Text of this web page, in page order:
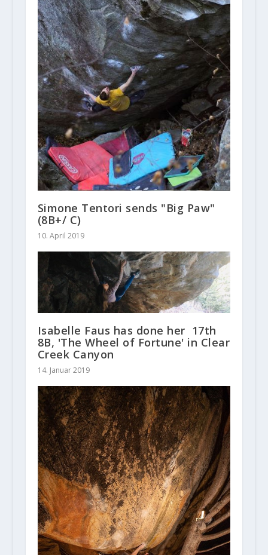
Simone Tentori sends "Big Paw"
(8B+/ C)
10. April 2019
Isabelle Faus has done her 17th
8B, 'The Wheel of Fortune' in Clear
Creek Canyon
14. Januar 2019